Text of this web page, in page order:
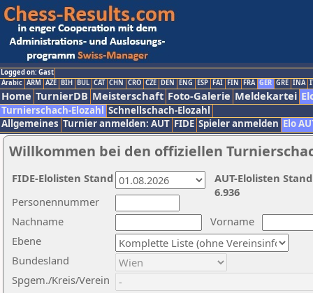
Logged on: Gast
Arabic ARM AZE BIH BUL CAT CHN CRO CZE DEN ENG ESP FAI FIN FRA GER GRE INA
Home TurnierDB Meisterschaft Foto-Galerie Meldekartei
Turnierschach-Elozahl Schnellschach-Elozahl
Allgemeines Turnier anmelden: AUT FIDE Spieler anmelden Elo
Willkommen bei den offiziellen
Nachname
Vorname
Ebene
Personennummer
Bundesland
Spgem./Kreis/Verein
AUT-Elolisten
6.936
FIDE-Elolisten Stand